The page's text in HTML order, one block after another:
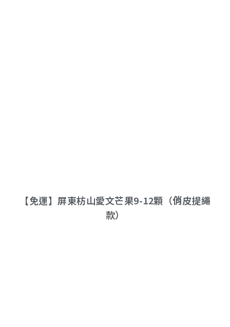
【免運】屏東枋山愛文芒果9-12顆（俏皮提繩
款）